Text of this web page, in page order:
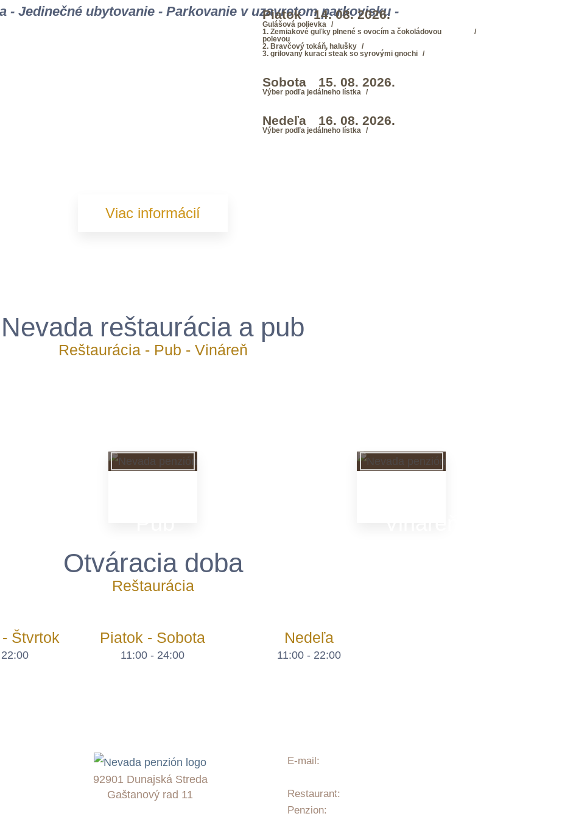
Piatok 14. 08. 2026.
Gulášová polievka
1. Zemiakové guľky plnené s ovocím a čokoládovou
polevou
2. Bravčový tokáň, halušky
3. grilovaný kurací steak so syrovými gnochi
Sobota 15. 08. 2026.
Výber podľa jedálneho lístka
Nedeľa 16. 08. 2026.
Výber podľa jedálneho lístka
- Jedinečné ubytovanie - Parkovanie v uzavretom parkovisku -
Viac informácií
Nevada reštaurácia a pub
Reštaurácia - Pub - Vináreň
Otváracia doba
Reštaurácia
Štvrtok Piatok - Sobota
11:00 - 24:00
Nedeľa
11:00 - 22:00
92901 Dunajská Streda
Gaštanový rad 11
E-mail:
Restaurant:+421 944 250 595
Penzion: